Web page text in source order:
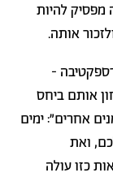
מפסיק להיות
אותה.
-
אותם ביחס
אחרים": ימים
ואת
כזו עולה